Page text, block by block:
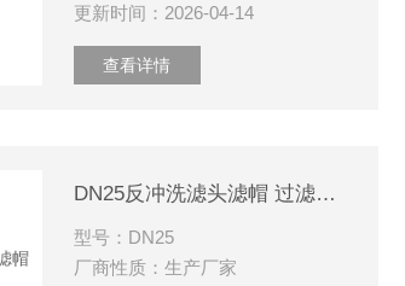
更新时间：2026-04-14
查看详情
DN25反冲洗滤头滤帽 过滤设备配件
型号：DN25
厂商性质：生产厂家